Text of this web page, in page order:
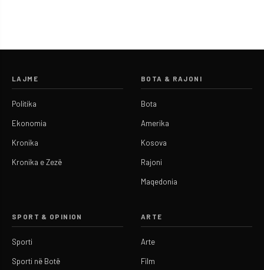
LAJME
Politika
Ekonomia
Kronika
Kronika e Zezë
BOTA & RAJONI
Bota
Amerika
Kosova
Rajoni
Maqedonia
SPORT & OPINION
Sporti
Sporti në Botë
ARTE
Arte
Film